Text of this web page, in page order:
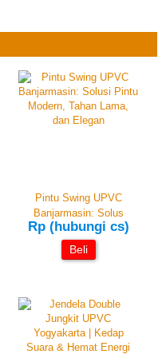
Pintu Swing UPVC
Banjarmasin: Solus
Rp (hubungi cs)
Beli